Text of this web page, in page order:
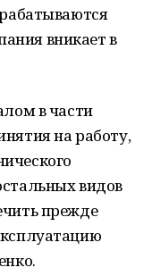
вникает в
в части
на работу,
видов
прежде